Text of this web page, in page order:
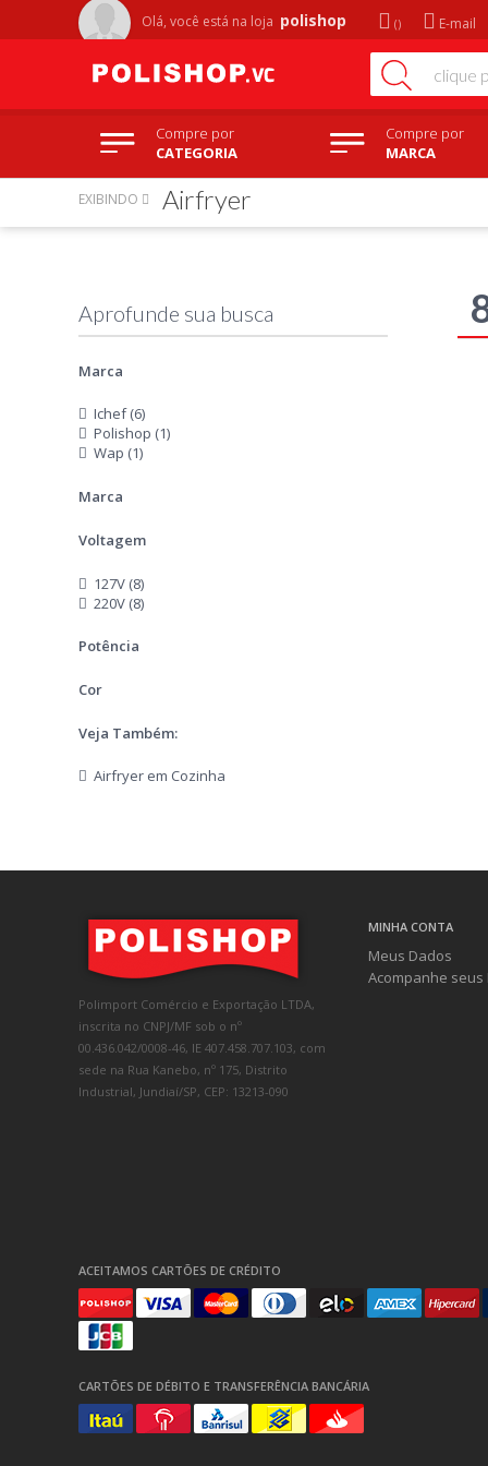
Olá, você está na loja polishop E-mail
Compre por
CATEGORIA
Compre por
MARCA
Marca
Ichef (6)
Polishop (1)
Wap (1)
Marca
Voltagem
127V (8)
220V (8)
Potência
Cor
Veja Também:
Airfryer em Cozinha
EXIBINDO Airfryer
Polimport Comércio e Exportação LTDA,
inscrita no CNPJ/MF sob o nº
00.436.042/0008-46, IE 407.458.707.103, com
sede na Rua Kanebo, nº 175, Distrito
Industrial, Jundiaí/SP, CEP: 13213-090
MINHA CONTA
Meus Dados
Acompanhe seus
ACEITAMOS CARTÕES DE CRÉDITO
CARTÕES DE DÉBITO E TRANSFERÊNCIA BANCÁRIA